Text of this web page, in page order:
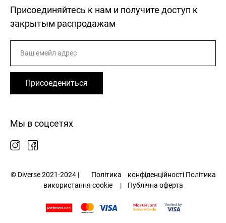
Присоединяйтесь к нам и получите доступ к
закрытым распродажам
Присоедениться
Мы в соцсетях
© Diverse 2021-2024 | Політика конфіденційності Політика
використання cookie| Публічна оферта